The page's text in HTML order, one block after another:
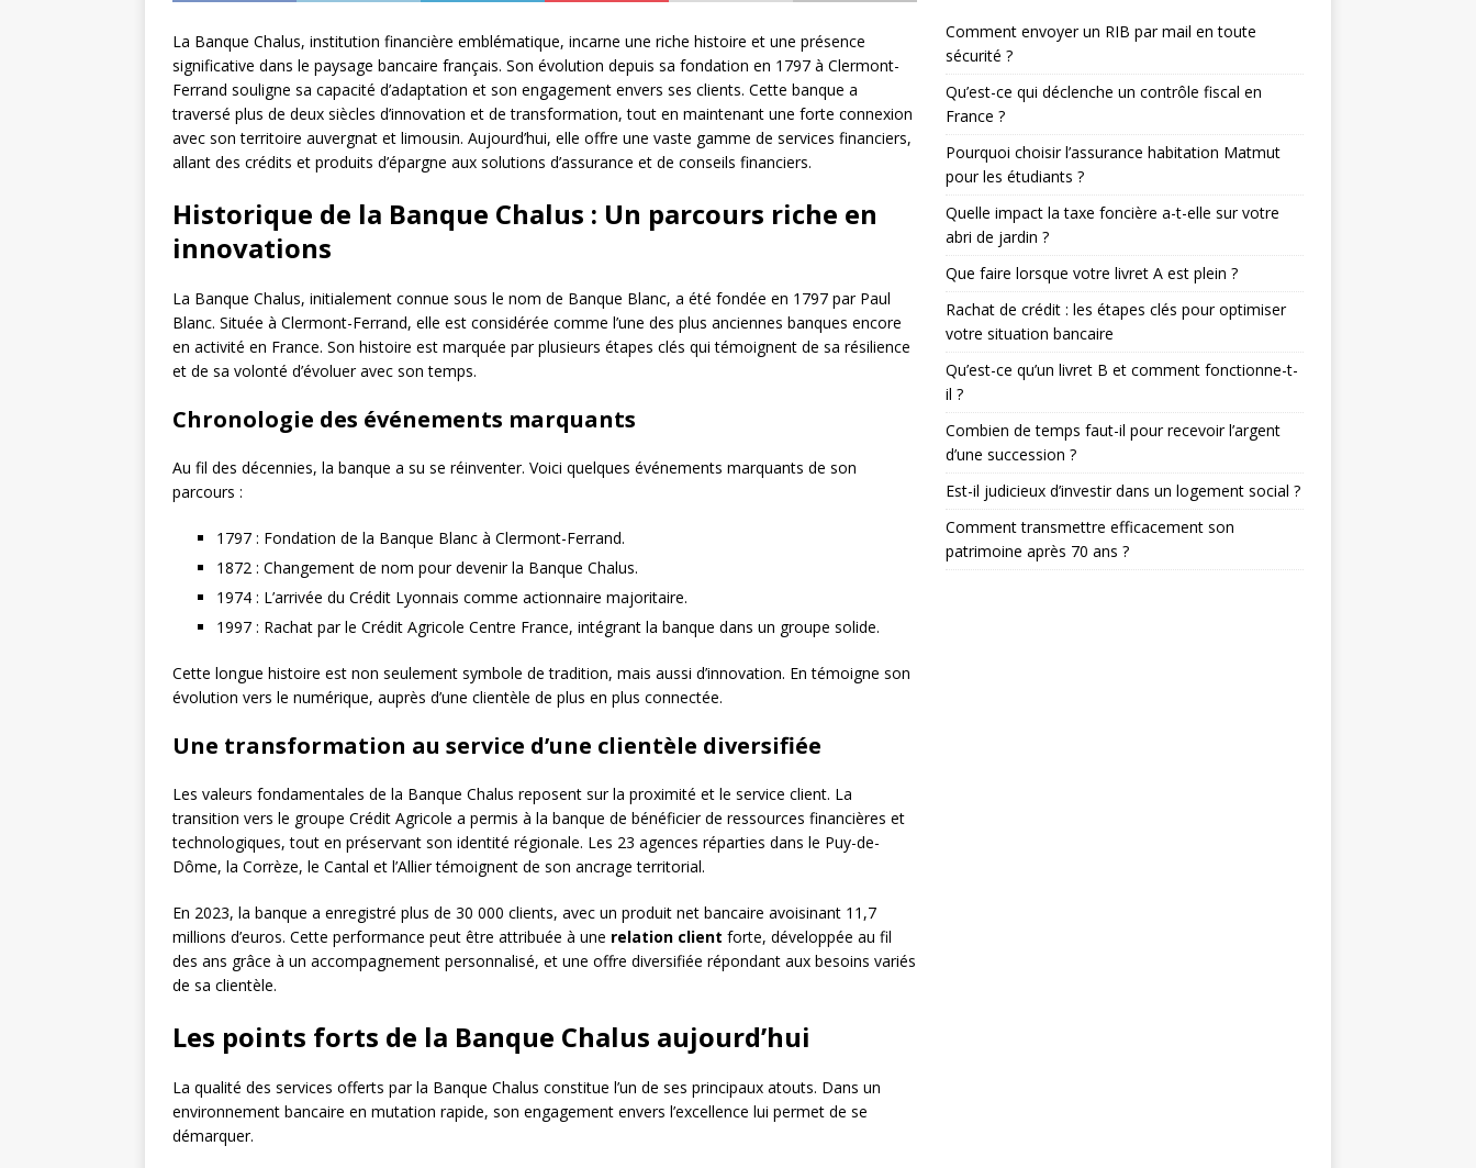
La Banque Chalus, institution financière emblématique, incarne une riche histoire et une présence
significative dans le paysage bancaire français. Son évolution depuis sa fondation en 1797 à Clermont-
Ferrand souligne sa capacité d’adaptation et son engagement envers ses clients. Cette banque a
traversé plus de deux siècles d’innovation et de transformation, tout en maintenant une forte connexion
avec son territoire auvergnat et limousin. Aujourd’hui, elle offre une vaste gamme de services financiers,
allant des crédits et produits d’épargne aux solutions d’assurance et de conseils financiers.
Historique de la Banque Chalus : Un parcours riche en
innovations
La Banque Chalus, initialement connue sous le nom de Banque Blanc, a été fondée en 1797 par Paul
Blanc. Située à Clermont-Ferrand, elle est considérée comme l’une des plus anciennes banques encore
en activité en France. Son histoire est marquée par plusieurs étapes clés qui témoignent de sa résilience
et de sa volonté d’évoluer avec son temps.
Chronologie des événements marquants
Au fil des décennies, la banque a su se réinventer. Voici quelques événements marquants de son
parcours :
1797 : Fondation de la Banque Blanc à Clermont-Ferrand.
1872 : Changement de nom pour devenir la Banque Chalus.
1974 : L’arrivée du Crédit Lyonnais comme actionnaire majoritaire.
1997 : Rachat par le Crédit Agricole Centre France, intégrant la banque dans un groupe solide.
Cette longue histoire est non seulement symbole de tradition, mais aussi d’innovation. En témoigne son
évolution vers le numérique, auprès d’une clientèle de plus en plus connectée.
Une transformation au service d’une clientèle diversifiée
Les valeurs fondamentales de la Banque Chalus reposent sur la proximité et le service client. La
transition vers le groupe Crédit Agricole a permis à la banque de bénéficier de ressources financières et
technologiques, tout en préservant son identité régionale. Les 23 agences réparties dans le Puy-de-
Dôme, la Corrèze, le Cantal et l’Allier témoignent de son ancrage territorial.
En 2023, la banque a enregistré plus de 30 000 clients, avec un produit net bancaire avoisinant 11,7
millions d’euros. Cette performance peut être attribuée à une relation client forte, développée au fil
des ans grâce à un accompagnement personnalisé, et une offre diversifiée répondant aux besoins variés
de sa clientèle.
Les points forts de la Banque Chalus aujourd’hui
La qualité des services offerts par la Banque Chalus constitue l’un de ses principaux atouts. Dans un
environnement bancaire en mutation rapide, son engagement envers l’excellence lui permet de se
démarquer.
Comment envoyer un RIB par mail en toute
sécurité ?
Qu’est-ce qui déclenche un contrôle fiscal en
France ?
Pourquoi choisir l’assurance habitation Matmut
pour les étudiants ?
Quelle impact la taxe foncière a-t-elle sur votre
abri de jardin ?
Que faire lorsque votre livret A est plein ?
Rachat de crédit : les étapes clés pour optimiser
votre situation bancaire
Qu’est-ce qu’un livret B et comment fonctionne-t-
il ?
Combien de temps faut-il pour recevoir l’argent
d’une succession ?
Est-il judicieux d’investir dans un logement social ?
Comment transmettre efficacement son
patrimoine après 70 ans ?